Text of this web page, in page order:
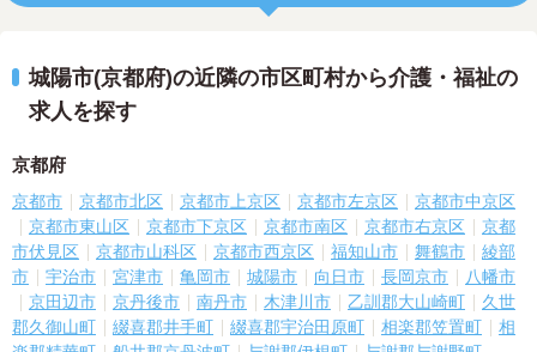
城陽市(京都府)の近隣の市区町村から介護・福祉の
求人を探す
京都府
京都市 京都市北区 京都市上京区 京都市左京区
京都市中京区
京都市東山区
京都市下京区 京都市南区 京都市右京区
京都
市伏見区
京都市山科区 京都市西京区 福知山市 舞鶴市
綾部
市
宇治市 宮津市 亀岡市 城陽市 向日市 長岡京市
八幡市
京田辺市
京丹後市 南丹市 木津川市 乙訓郡大山崎町
久世
郡久御山町
綴喜郡井手町 綴喜郡宇治田原町 相楽郡笠置町
相